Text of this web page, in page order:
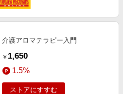
介護アロマテラピー入門
￥ 1,650
1.5%
ストアにすすむ